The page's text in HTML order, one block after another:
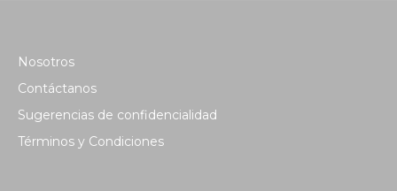
Nosotros
Contáctanos
Sugerencias de confidencialidad
Términos y Condiciones